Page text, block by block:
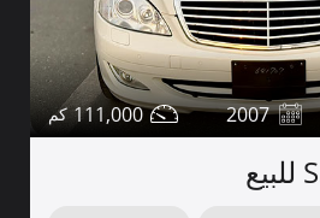
2007
111,000